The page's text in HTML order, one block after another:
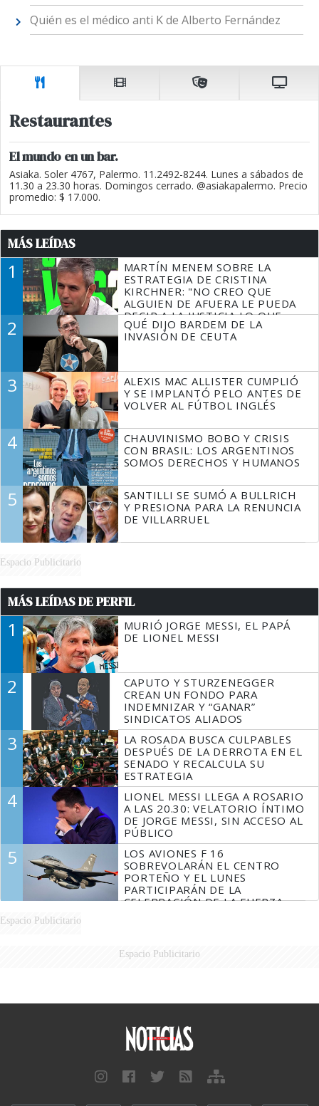
Quién es el médico anti K de Alberto Fernández
Restaurantes
El mundo en un bar.
Asiaka. Soler 4767, Palermo. 11.2492-8244. Lunes a sábados de
11.30 a 23.30 horas. Domingos cerrado. @asiakapalermo. Precio
promedio: $ 17.000.
MÁS LEÍDAS
1
MARTÍN MENEM SOBRE LA
ESTRATEGIA DE CRISTINA
KIRCHNER: "NO CREO QUE
ALGUIEN DE AFUERA LE PUEDA
DECIR A LA JUSTICIA LO QUE
TIENE QUE HACER"
2
QUÉ DIJO BARDEM DE LA
INVASIÓN DE CEUTA
3
ALEXIS MAC ALLISTER CUMPLIÓ
Y SE IMPLANTÓ PELO ANTES DE
VOLVER AL FÚTBOL INGLÉS
4
CHAUVINISMO BOBO Y CRISIS
CON BRASIL: LOS ARGENTINOS
SOMOS DERECHOS Y HUMANOS
5
SANTILLI SE SUMÓ A BULLRICH
Y PRESIONA PARA LA RENUNCIA
DE VILLARRUEL
Espacio Publicitario
MÁS LEÍDAS DE PERFIL
1
MURIÓ JORGE MESSI, EL PAPÁ
DE LIONEL MESSI
2
CAPUTO Y STURZENEGGER
CREAN UN FONDO PARA
INDEMNIZAR Y “GANAR”
SINDICATOS ALIADOS
3
LA ROSADA BUSCA CULPABLES
DESPUÉS DE LA DERROTA EN EL
SENADO Y RECALCULA SU
ESTRATEGIA
4
LIONEL MESSI LLEGA A ROSARIO
A LAS 20.30: VELATORIO ÍNTIMO
DE JORGE MESSI, SIN ACCESO AL
PÚBLICO
5
LOS AVIONES F 16
SOBREVOLARÁN EL CENTRO
PORTEÑO Y EL LUNES
PARTICIPARÁN DE LA
CELEBRACIÓN DE LA FUERZA
Espacio Publicitario
Espacio Publicitario